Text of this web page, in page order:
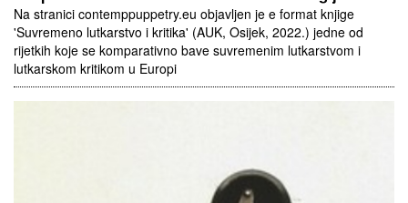
Na stranici contemppuppetry.eu objavljen je e format knjige
'Suvremeno lutkarstvo i kritika' (AUK, Osijek, 2022.) jedne od
rijetkih koje se komparativno bave suvremenim lutkarstvom i
lutkarskom kritikom u Europi